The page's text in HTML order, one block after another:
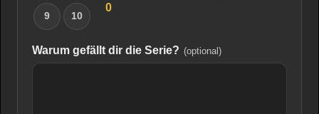
9 10
0
Warum gefällt dir die Serie? (optional)